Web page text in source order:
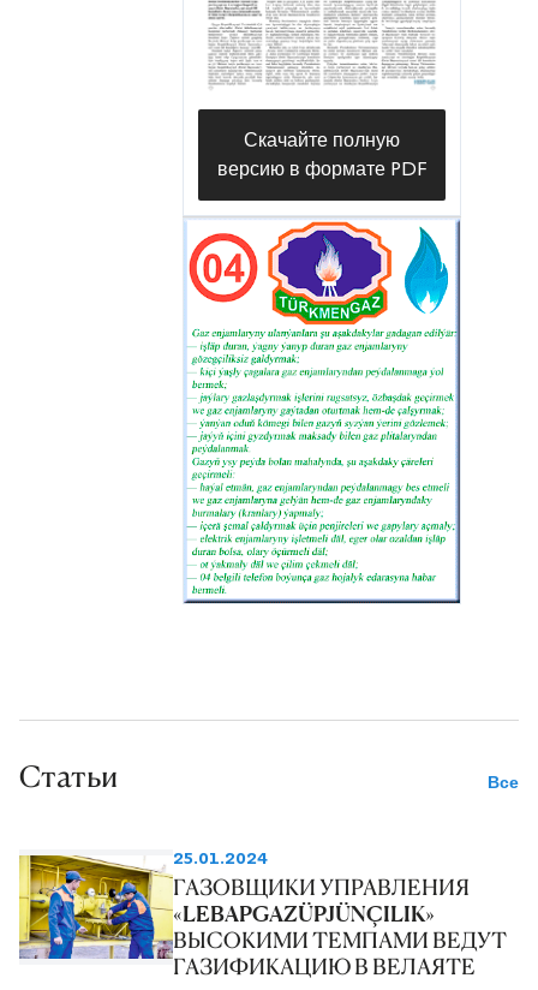
Скачайте полную
версию в формате PDF
Статьи Все
25.01.2024
ГАЗОВЩИКИ УПРАВЛЕНИЯ
«LEBAPGAZÜPJÜNÇILIK»
ВЫСОКИМИ ТЕМПАМИ ВЕДУТ
ГАЗИФИКАЦИЮ В ВЕЛАЯТЕ